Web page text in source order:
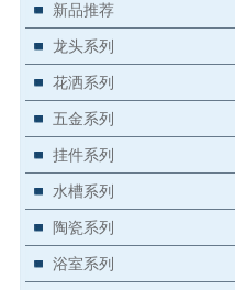
新品推荐
龙头系列
花洒系列
五金系列
挂件系列
水槽系列
陶瓷系列
浴室系列